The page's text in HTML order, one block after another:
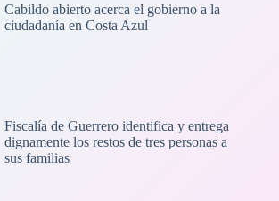
Cabildo abierto acerca el gobierno a la
ciudadanía en Costa Azul
Fiscalía de Guerrero identifica y entrega
dignamente los restos de tres personas a
sus familias